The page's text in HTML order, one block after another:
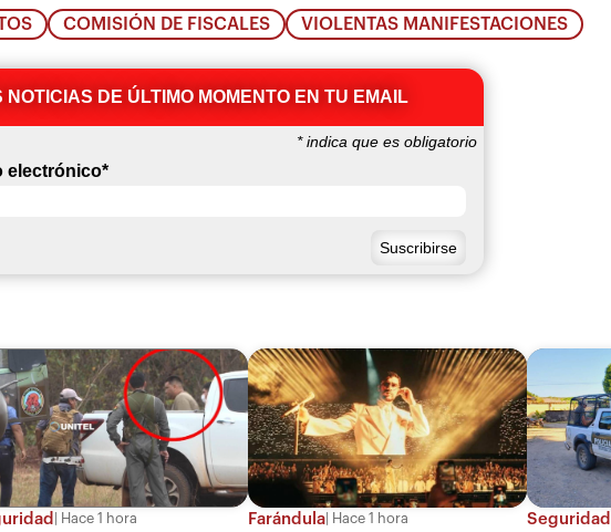
COMISIÓN DE FISCALES VIOLENTAS MANIFESTACIONES
NOTICIAS DE ÚLTIMO MOMENTO EN TU EMAIL
*indica que es obligatorio
electrónico*
Hace 1 hora Farándula Hace 1 hora Seguridad